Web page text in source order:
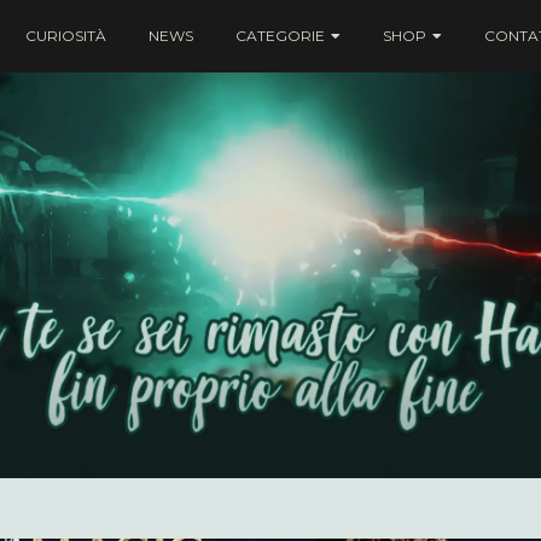
CURIOSITÀ NEWS CATEGORIE SHOP
rimasto con Harry